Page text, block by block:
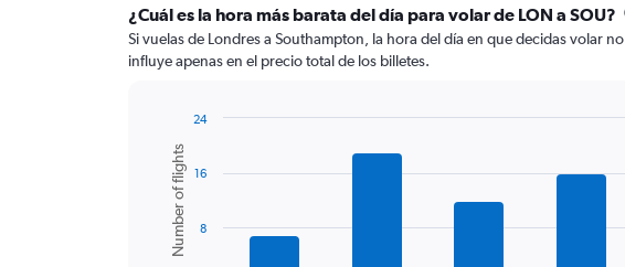
¿Cuál es la hora más barata del día para volar de LON a SOU?
Si vuelas de Londres a Southampton, la hora del día en que decidas volar no
influye apenas en el precio total de los billetes.
chart
with
bars.
The
Chart
graphic.
Number of flights 8
16
24